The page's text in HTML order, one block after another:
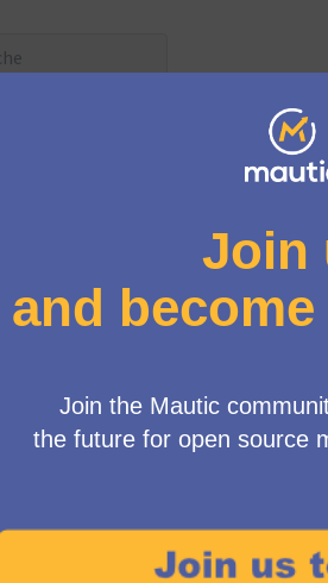
Proposals in this section can
Die Abstimmung unterliegt
Um validiert zu werden,
Jeder Vorschlag kann mehr
Hier sehen Sie alle Vorschläge,